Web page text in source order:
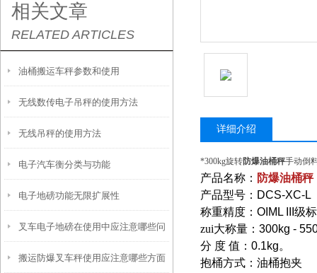
相关文章
RELATED ARTICLES
油桶搬运车秤参数和使用
无线数传电子吊秤的使用方法
无线吊秤的使用方法
电子汽车衡分类与功能
电子地磅功能无限扩展性
叉车电子地磅在使用中应注意哪些问
题？
搬运防爆叉车秤使用应注意哪些方面
详细介绍
*300kg旋转防爆油桶秤手动倒
产品名称： 防爆油桶秤
产品型号： DCS-XC-L
称重精度： OIML III 级
zui大称量： 300kg -
分 度 值： 0.1kg。
抱桶方式：油桶抱夹